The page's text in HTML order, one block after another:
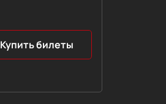
Купить билеты